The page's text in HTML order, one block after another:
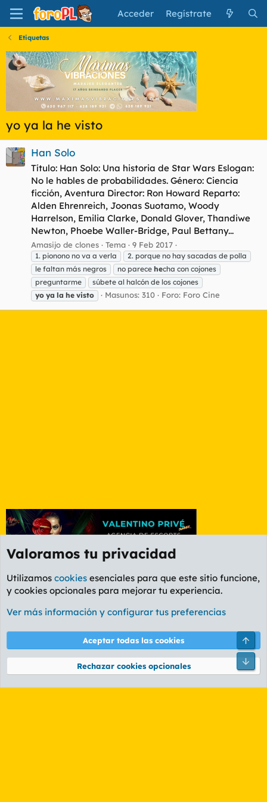
Acceder Regístrate
Etiquetas
yo ya la he visto
Han Solo
Título: Han Solo: Una historia de Star Wars Eslogan:
No le hables de probabilidades. Género: Ciencia
ficción, Aventura Director: Ron Howard Reparto:
Alden Ehrenreich, Joonas Suotamo, Woody
Harrelson, Emilia Clarke, Donald Glover, Thandiwe
Newton, Phoebe Waller-Bridge, Paul Bettany...
Amasijo de clones Tema 9 Feb 2017
1. pionono no va a verla
2. porque no hay sacadas de polla
le faltan más negros
no parece hecha con cojones
preguntarme
súbete al halcón de los cojones
yo ya la he visto Masunos: 310 Foro: Foro Cine
Etiquetas
Cookies
PL OLDSTYLE AMARILLO
Términos y reglas Política de privacidad Ayuda
Community platform by XenForo® © 2010-2026 XenForo Ltd.
Valoramos tu privacidad
Utilizamos cookies esenciales para que este sitio funcione,
y cookies opcionales para mejorar tu experiencia.
Ver más información y configurar tus preferencias
Aceptar todas las cookies
Rechazar cookies opcionales
Pie